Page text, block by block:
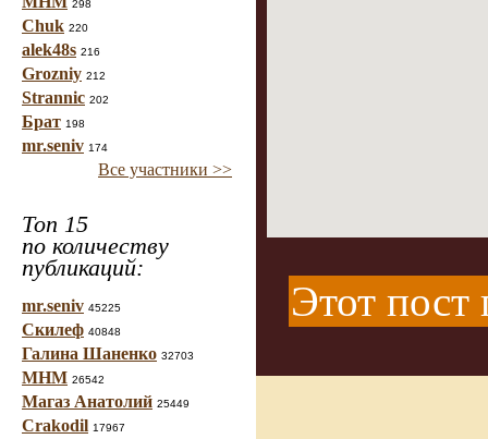
298
Chuk 220
alek48s 216
Grozniy 212
Strannic 202
Брат 198
mr.seniv 174
Все участники >>
Топ 15
по количеству
публикаций:
mr.seniv 45225
Скилеф 40848
Галина Шаненко 32703
МНМ 26542
Магаз Анатолий 25449
Crakodil 17967
Этот пост